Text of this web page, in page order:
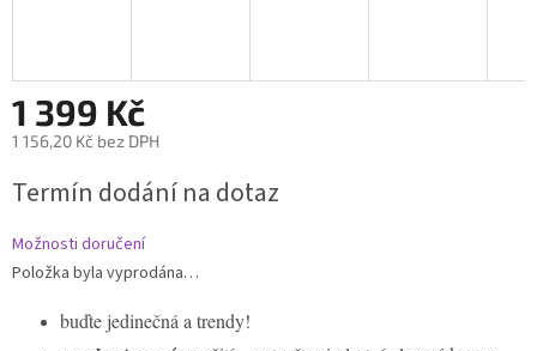
1 399 Kč
1 156,20 Kč bez DPH
cena:
Termín dodání na dotaz
Možnosti doručení
Položka byla vyprodána…
buďte jedinečná a trendy!